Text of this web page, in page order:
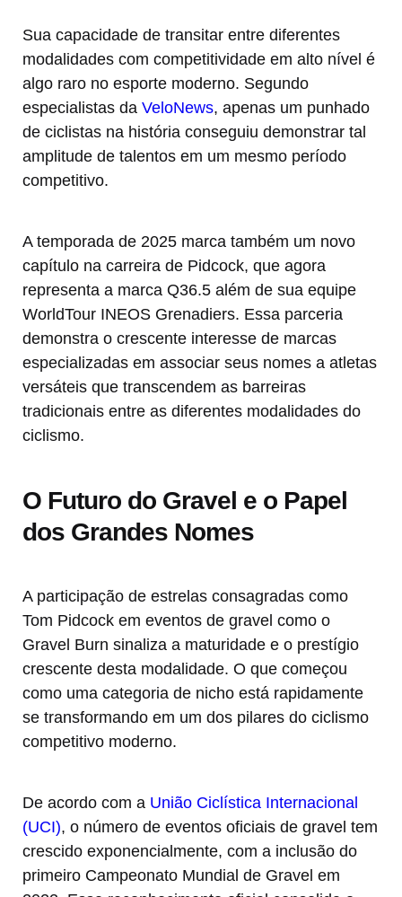
Sua capacidade de transitar entre diferentes
modalidades com competitividade em alto nível é
algo raro no esporte moderno. Segundo
especialistas da VeloNews, apenas um punhado
de ciclistas na história conseguiu demonstrar tal
amplitude de talentos em um mesmo período
competitivo.
A temporada de 2025 marca também um novo
capítulo na carreira de Pidcock, que agora
representa a marca Q36.5 além de sua equipe
WorldTour INEOS Grenadiers. Essa parceria
demonstra o crescente interesse de marcas
especializadas em associar seus nomes a atletas
versáteis que transcendem as barreiras
tradicionais entre as diferentes modalidades do
ciclismo.
O Futuro do Gravel e o Papel
dos Grandes Nomes
A participação de estrelas consagradas como
Tom Pidcock em eventos de gravel como o
Gravel Burn sinaliza a maturidade e o prestígio
crescente desta modalidade. O que começou
como uma categoria de nicho está rapidamente
se transformando em um dos pilares do ciclismo
competitivo moderno.
De acordo com a União Ciclística Internacional
(UCI), o número de eventos oficiais de gravel tem
crescido exponencialmente, com a inclusão do
primeiro Campeonato Mundial de Gravel em